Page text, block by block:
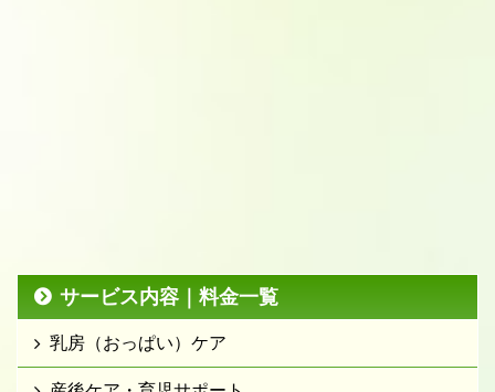
サービス内容｜料金一覧
乳房（おっぱい）ケア